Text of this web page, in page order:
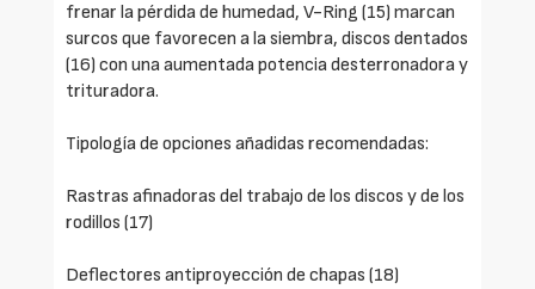
frenar la pérdida de humedad, V-Ring (15) marcan
surcos que favorecen a la siembra, discos dentados
(16) con una aumentada potencia desterronadora y
trituradora.
Tipología de opciones añadidas recomendadas:
Rastras afinadoras del trabajo de los discos y de los
rodillos (17)
Deflectores antiproyección de chapas (18)